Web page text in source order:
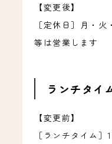
【変更後】
［定休日］月・
等は営業します
ランチタイ
【変更前】
［ランチタイム